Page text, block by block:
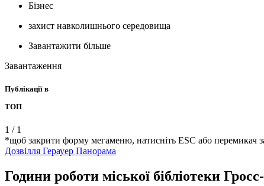
Бізнес
захист навколишнього середовища
Завантажити більше
Завантаження
Публікації в
ТОП
1 / 1
*щоб закрити форму мегаменю, натисніть ESC або перемикач
Дозвілля Герауер Панорама
Години роботи міської бібліотеки